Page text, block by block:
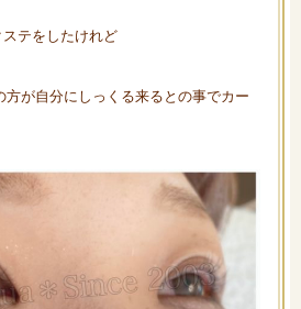
テをしたけれど
が自分にしっくる来るとの事でカー